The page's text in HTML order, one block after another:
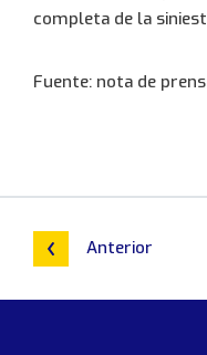
completa de la
Fuente: nota de
Anterior